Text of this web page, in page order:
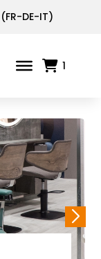
(FR-DE-IT)
1